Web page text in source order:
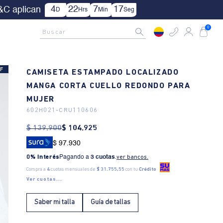
TYC.
Rastrea tu pedido aquí
Buscar 0
CAMISETA ESTAMPADO LOCALIZADO
MANGA CORTA CUELLO REDONDO PARA
MUJER
602H021- CRU110606
$ 139.900$ 104.925
$ 97.930
0% Interés Pagando a3 cuotas.ver bancos.
Compra a 4cuotas mensuales de $ 31.755,55 con tuCrédito
Ver cuotas...
Saber mi talla Guía de tallas